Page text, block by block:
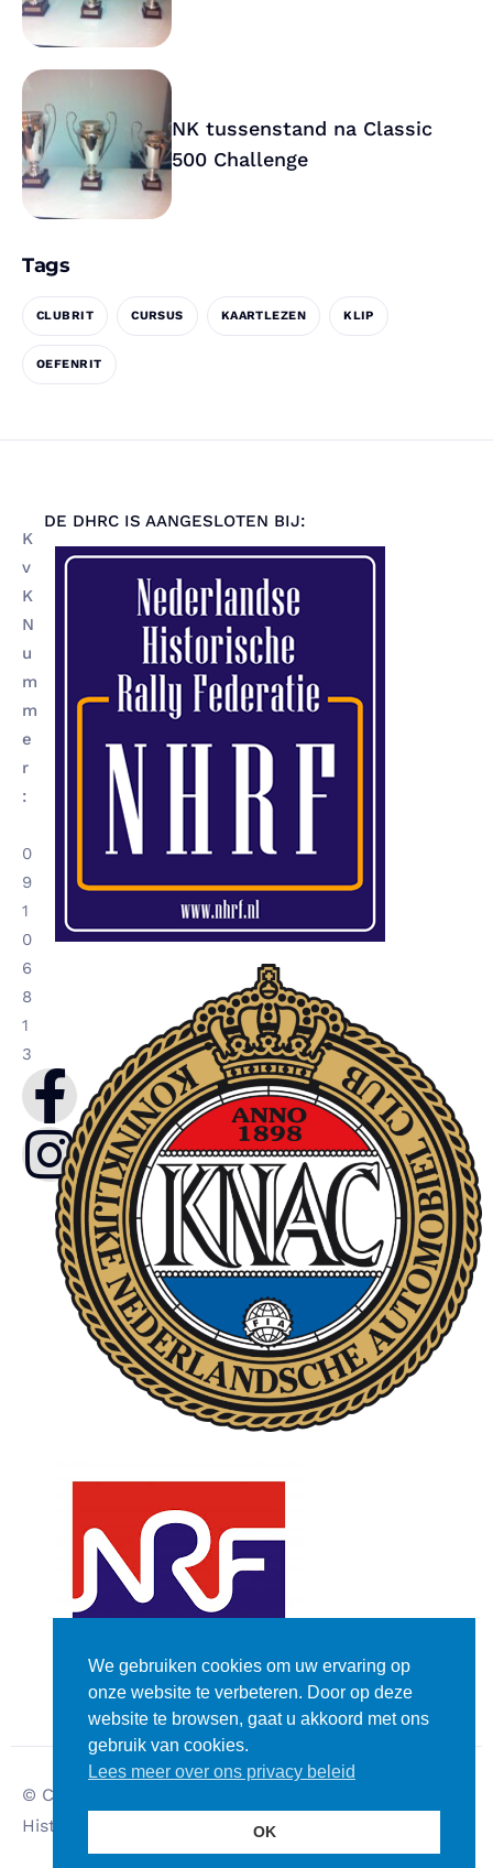
NK tussenstand na Classic
500 Challenge
Tags
CLUBRIT CURSUS KAARTLEZEN KLIP
OEFENRIT
K
v
K
N
u
m
m
e
r
:
0
9
1
0
6
8
1
3
DE DHRC IS AANGESLOTEN BIJ:
© Copyright – Dutch
Historic Rally Club
We gebruiken cookies om uw ervaring op
onze website te verbeteren. Door op deze
website te browsen, gaat u akkoord met ons
gebruik van cookies.
Lees meer over ons privacy beleid
OK